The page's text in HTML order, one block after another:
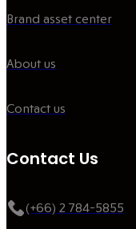
Brand asset center
About us
Contact us
Contact Us
(+66) 2 784-5855